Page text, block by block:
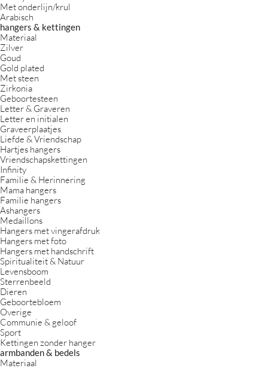
Met onderlijn/krul
Arabisch
hangers & kettingen
Materiaal
Zilver
Goud
Gold plated
Met steen
Zirkonia
Geboortesteen
Letter & Graveren
Letter en initialen
Graveerplaatjes
Liefde & Vriendschap
Hartjes hangers
Vriendschapskettingen
Infinity
Familie & Herinnering
Mama hangers
Familie hangers
Ashangers
Medaillons
Hangers met vingerafdruk
Hangers met foto
Hangers met handschrift
Spiritualiteit & Natuur
Levensboom
Sterrenbeeld
Dieren
Geboortebloem
Overige
Communie & geloof
Sport
Kettingen zonder hanger
armbanden & bedels
Materiaal